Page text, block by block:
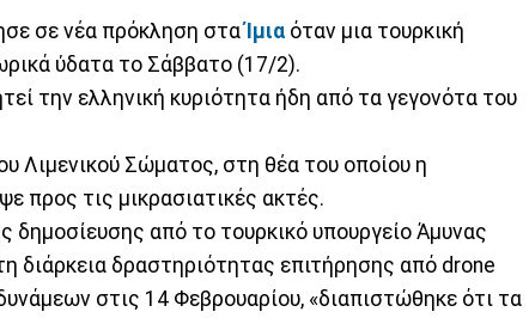
σε νέα πρόκληση σταΊμια όταν μια τουρκική
ύδατα το Σάββατο (17/2).
την ελληνική κυριότητα ήδη από τα γεγονότα του
Λιμενικού Σώματος, στη θέα του οποίου η
προς τις μικρασιατικές ακτές.
από το τουρκικό υπουργείο Άμυνας
διάρκεια δραστηριότητας επιτήρησης από drone
στις 14 Φεβρουαρίου, «διαπιστώθηκε ότι τα